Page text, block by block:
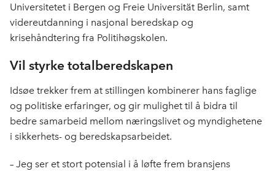
Universitetet i Bergen og Freie Universität Berlin, samt
videreutdanning i nasjonal beredskap og
krisehåndtering fra Politihøgskolen.
Vil styrke totalberedskapen
Idsøe trekker frem at stillingen kombinerer hans faglige
og politiske erfaringer, og gir mulighet til å bidra til
bedre samarbeid mellom næringslivet og myndighetene
i sikkerhets- og beredskapsarbeidet.
– Jeg ser et stort potensial i å løfte frem bransjens